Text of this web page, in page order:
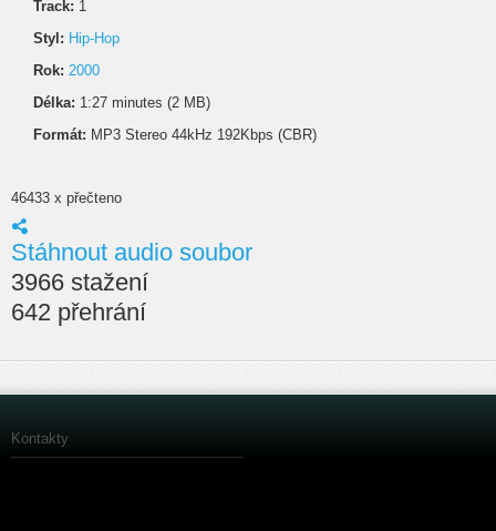
Track: 1
Styl: Hip-Hop
Rok: 2000
Délka: 1:27 minutes (2 MB)
Formát: MP3 Stereo 44kHz 192Kbps (CBR)
46433 x přečteno
Stáhnout audio soubor
3966 stažení
642 přehrání
Kontakty